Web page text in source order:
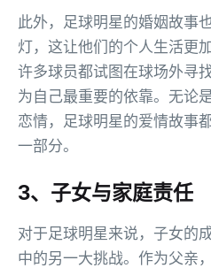
此外，足球明星的婚姻故事
灯，这让他们的个人生活更
许多球员都试图在球场外寻
为自己最重要的依靠。无论
恋情，足球明星的爱情故事
一部分。
3、子女与家庭责任
对于足球明星来说，子女的
中的另一大挑战。作为父亲